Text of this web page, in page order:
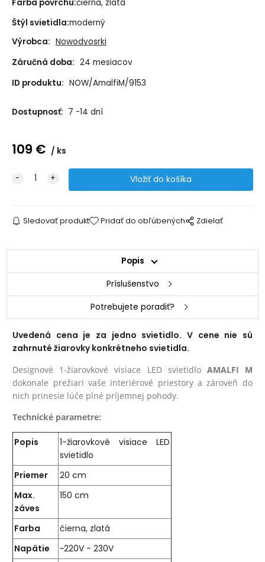
Farba povrchu:čierna, zlatá
Štýl svietidla:moderný
Výrobca: Nowodvosrki
Záručná doba: 24 mesiacov
ID produktu: NOW/AmalfiM/9153
Dostupnosť: 7 -14 dní
109 € ks
Sledovať produkt Pridať do obľúbených Zdielať
Popis
Príslušenstvo
Potrebujete poradiť?
Uvedená cena je za jedno svietidlo. V cene nie sú
zahrnuté žiarovky konkrétneho svietidla.
Designové 1-žiarovkové visiace LED svietidlo AMALFI M
dokonale prežiari vaše interiérové priestory a zároveň do
nich prinesie lúče plné príjemnej pohody.
Technické parametre:
Popis
1-žiarovkové visiace LED
svietidlo
Priemer
20 cm
Max.
záves
150 cm
Farba
čierna, zlatá
Napätie
~220V - 230V